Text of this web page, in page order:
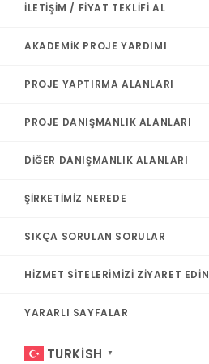
İLETIŞIM / FIYAT TEKLIFI AL
AKADEMIK PROJE YARDIMI
PROJE YAPTIRMA ALANLARI
PROJE DANIŞMANLIK ALANLARI
DIĞER DANIŞMANLIK ALANLARI
ŞIRKETIMIZ NEREDE
SIKÇA SORULAN SORULAR
HIZMET SITELERIMIZI ZIYARET EDIN
YARARLI SAYFALAR
TURKISH ▼